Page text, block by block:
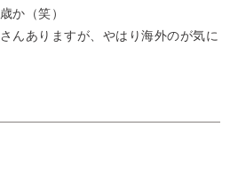
か（笑）
んありますが、やはり海外のが気に